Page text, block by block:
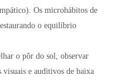
Os microhábitos de
o equilíbrio
o pôr do sol, observar
visuais e auditivos de baixa